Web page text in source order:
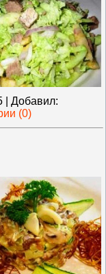
Добавил:
(0)